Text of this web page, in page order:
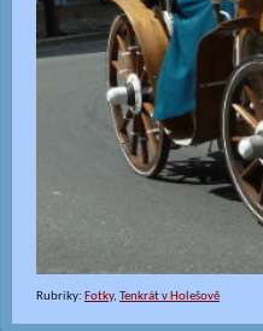
Rubriky: Fotky, Tenkrát v Holešově